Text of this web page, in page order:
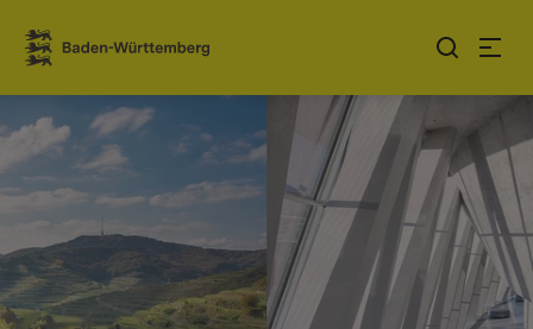
Sauter au contenu
Link zur Startseite